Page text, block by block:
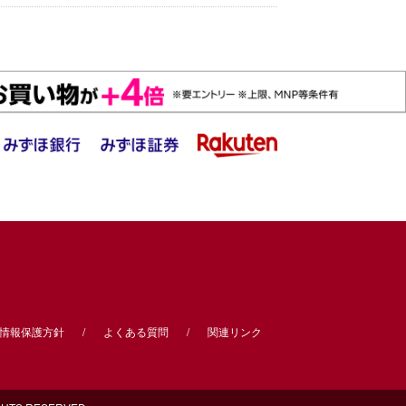
報保護方針 よくある質問 関連リンク